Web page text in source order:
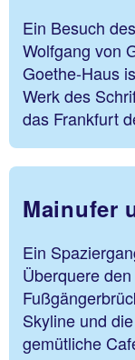
Ein Besuch
Wolfgang von
Goethe-Haus
Werk des
das Frankfurt
Mainufer
Ein
Überquere
Skyline und
gemütliche